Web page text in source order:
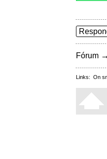
Fórum
Links: On